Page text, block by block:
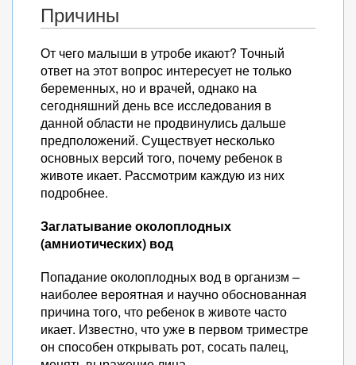
Причины
От чего малыши в утробе икают? Точный
ответ на этот вопрос интересует не только
беременных, но и врачей, однако на
сегодняшний день все исследования в
данной области не продвинулись дальше
предположений. Существует несколько
основных версий того, почему ребенок в
животе икает. Рассмотрим каждую из них
подробнее.
Заглатывание околоплодных
(амниотических) вод
Попадание околоплодных вод в организм –
наиболее вероятная и научно обоснованная
причина того, что ребенок в животе часто
икает. Известно, что уже в первом триместре
он способен открывать рот, сосать палец,